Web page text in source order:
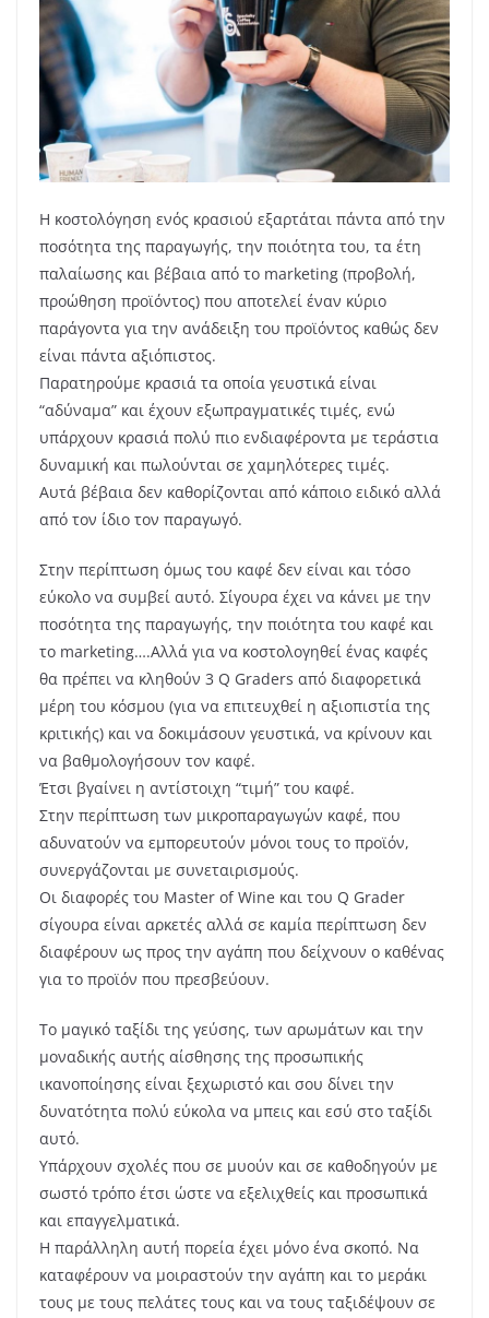
Η κοστολόγηση ενός κρασιού εξαρτάται πάντα από την
ποσότητα της παραγωγής, την ποιότητα του, τα έτη
παλαίωσης και βέβαια από το marketing (προβολή,
προώθηση προϊόντος) που αποτελεί έναν κύριο
παράγοντα για την ανάδειξη του προϊόντος καθώς δεν
είναι πάντα αξιόπιστος.
Παρατηρούμε κρασιά τα οποία γευστικά είναι
“αδύναμα” και έχουν εξωπραγματικές τιμές, ενώ
υπάρχουν κρασιά πολύ πιο ενδιαφέροντα με τεράστια
δυναμική και πωλούνται σε χαμηλότερες τιμές.
Αυτά βέβαια δεν καθορίζονται από κάποιο ειδικό αλλά
από τον ίδιο τον παραγωγό.
Στην περίπτωση όμως του καφέ δεν είναι και τόσο
εύκολο να συμβεί αυτό. Σίγουρα έχει να κάνει με την
ποσότητα της παραγωγής, την ποιότητα του καφέ και
το marketing….Αλλά για να κοστολογηθεί ένας καφές
θα πρέπει να κληθούν 3 Q Graders από διαφορετικά
μέρη του κόσμου (για να επιτευχθεί η αξιοπιστία της
κριτικής) και να δοκιμάσουν γευστικά, να κρίνουν και
να βαθμολογήσουν τον καφέ.
Έτσι βγαίνει η αντίστοιχη “τιμή” του καφέ.
Στην περίπτωση των μικροπαραγωγών καφέ, που
αδυνατούν να εμπορευτούν μόνοι τους το προϊόν,
συνεργάζονται με συνεταιρισμούς.
Οι διαφορές του Master of Wine και του Q Grader
σίγουρα είναι αρκετές αλλά σε καμία περίπτωση δεν
διαφέρουν ως προς την αγάπη που δείχνουν ο καθένας
για το προϊόν που πρεσβεύουν.
Το μαγικό ταξίδι της γεύσης, των αρωμάτων και την
μοναδικής αυτής αίσθησης της προσωπικής
ικανοποίησης είναι ξεχωριστό και σου δίνει την
δυνατότητα πολύ εύκολα να μπεις και εσύ στο ταξίδι
αυτό.
Υπάρχουν σχολές που σε μυούν και σε καθοδηγούν με
σωστό τρόπο έτσι ώστε να εξελιχθείς και προσωπικά
και επαγγελματικά.
Η παράλληλη αυτή πορεία έχει μόνο ένα σκοπό. Να
καταφέρουν να μοιραστούν την αγάπη και το μεράκι
τους με τους πελάτες τους και να τους ταξιδέψουν σε